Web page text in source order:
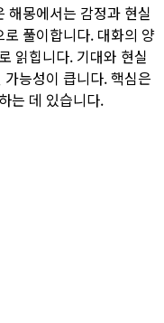
해몽에서는 감정과 현실
풀이합니다. 대화의 양
읽힙니다. 기대와 현실
능성이 큽니다. 핵심은
는 데 있습니다.